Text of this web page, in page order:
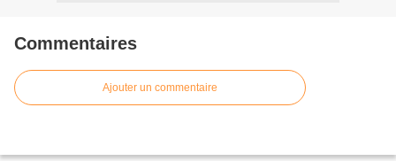
Commentaires
Ajouter un commentaire